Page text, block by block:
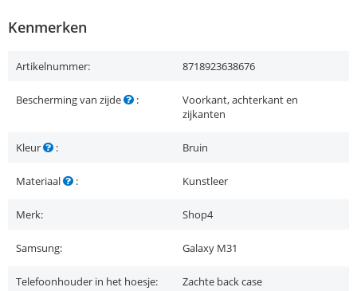
Kenmerken
Artikelnummer: 8718923638676
Bescherming van zijde :
Voorkant, achterkant en
zijkanten
Kleur : Bruin
Materiaal : Kunstleer
Merk: Shop4
Samsung: Galaxy M31
Telefoonhouder in het hoesje: Zachte back case